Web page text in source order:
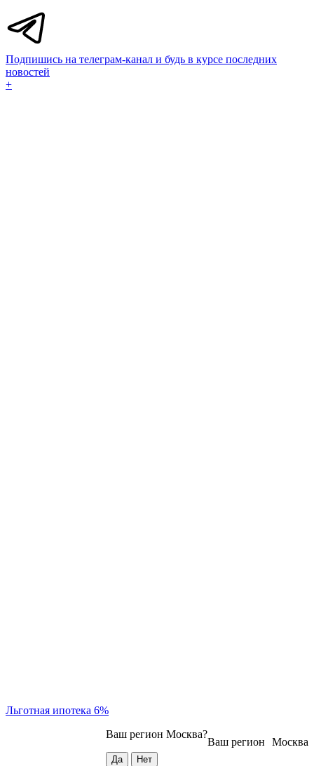
Подпишись на телеграм-канал и будь в курсе последних
новостей
+
Льготная ипотека 6%
Москва
Ваш регион
Ваш регион Москва?